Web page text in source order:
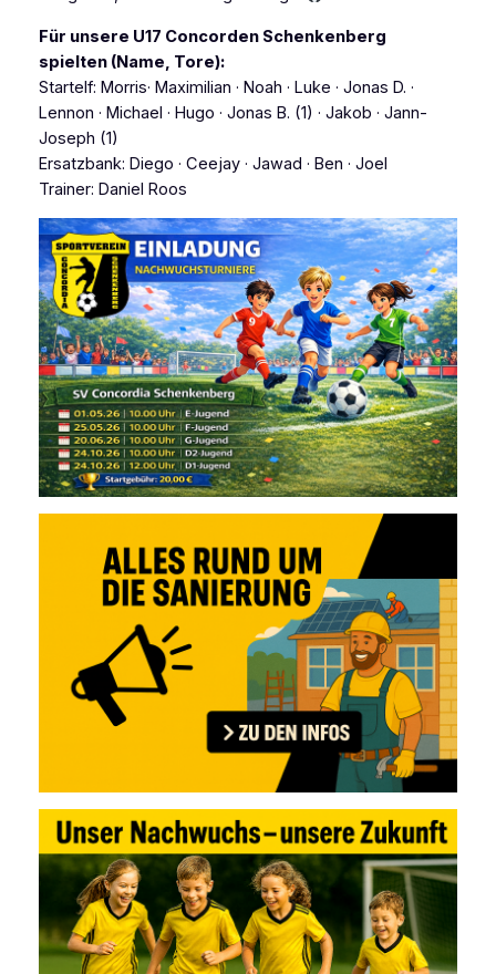
Für unsere U17 Concorden Schenkenberg
spielten (Name, Tore):
Startelf: Morris· Maximilian · Noah · Luke · Jonas D. ·
Lennon · Michael · Hugo · Jonas B. (1) · Jakob · Jann-
Joseph (1)
Ersatzbank: Diego · Ceejay · Jawad · Ben · Joel
Trainer: Daniel Roos